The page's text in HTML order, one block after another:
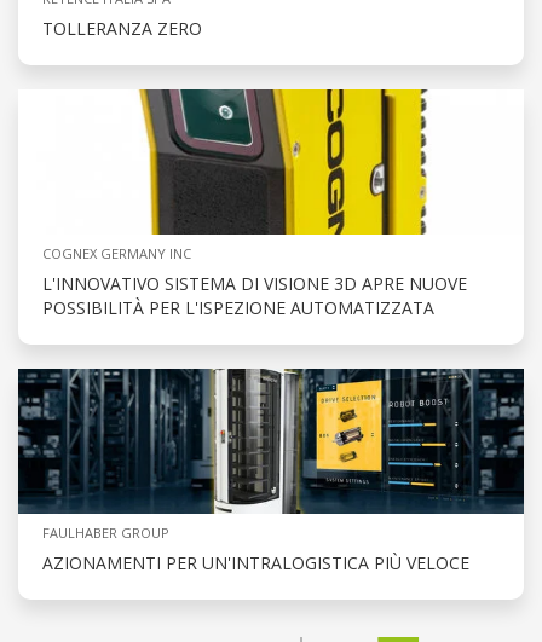
TOLLERANZA ZERO
COGNEX GERMANY INC
L'INNOVATIVO SISTEMA DI VISIONE 3D APRE NUOVE
POSSIBILITÀ PER L'ISPEZIONE AUTOMATIZZATA
FAULHABER GROUP
AZIONAMENTI PER UN'INTRALOGISTICA PIÙ VELOCE